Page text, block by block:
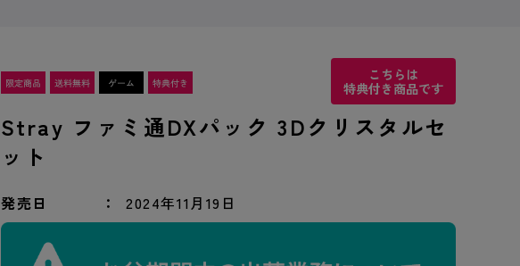
こちらは
特典付き商品です
Stray ファミ通DXパック 3Dクリスタルセ
ット
発売日 2024年11月19日